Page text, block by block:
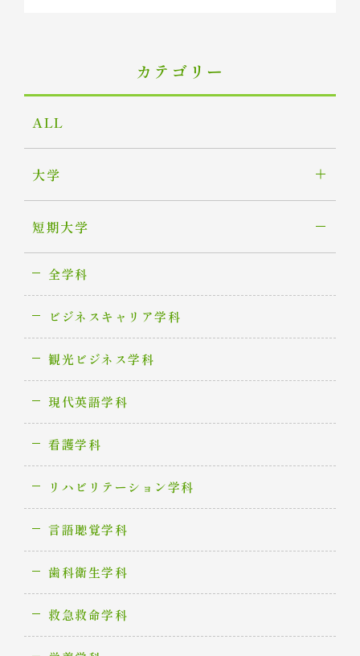
カテゴリー
ALL
大学
短期大学
全学科
ビジネスキャリア学科
観光ビジネス学科
現代英語学科
看護学科
リハビリテーション学科
言語聴覚学科
歯科衛生学科
救急救命学科